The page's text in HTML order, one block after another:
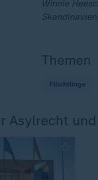
Winnie
Skandinavien.
Themen
Flüchtlinge
Asylrecht